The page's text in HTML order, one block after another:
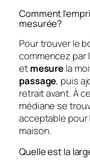
Comment
mesurée?
Pour trouver le
commencez par
etmesurela
passage, puis
retrait avant. À
médiane se
acceptable pour
maison.
Quelle est la